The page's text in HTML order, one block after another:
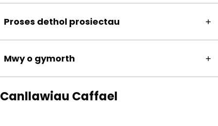
Proses dethol prosiectau
Mwy o gymorth
Canllawiau Caffael